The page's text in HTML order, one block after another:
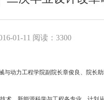
01-11 阅读：3300
与动力工程学院副院长章俊良、院长